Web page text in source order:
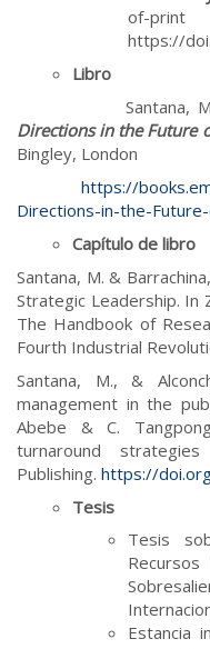
of-
https://
Libro
Santana, M. &
Directions in the Future
Bingley, London
https://
Directions-in-the-
Capítulo de libro
Santana, M. &
Strategic Leadership. In
The Handbook of
Fourth Industrial
Santana, M., &
management in the
Abebe & C.
turnaround
Publishing. https://
Tesis
Tesis
Estancia